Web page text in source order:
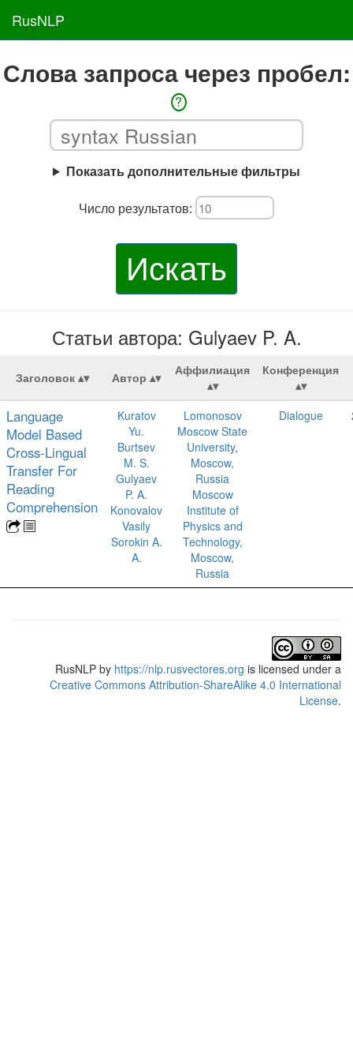
RusNLP
Слова запроса через пробел:
?
Показать дополнительные фильтры
Число результатов:
Искать
Статьи автора: Gulyaev P. A.
Заголовок Автор Аффилиация Конференция
Language
Model Based
Cross-Lingual
Transfer For
Reading
Comprehension
Kuratov
Yu.
Burtsev
M. S.
Gulyaev
P. A.
Konovalov
Vasily
Sorokin A.
A.
Lomonosov
Moscow State
University,
Moscow,
Russia
Moscow
Institute of
Physics and
Technology,
Moscow,
Russia
Dialogue
RusNLP by https://nlp.rusvectores.org is licensed under a
Creative Commons Attribution-ShareAlike 4.0 International
License.